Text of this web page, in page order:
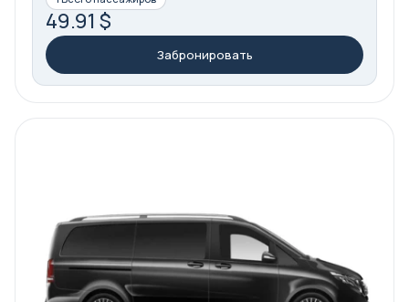
49.91 $
Забронировать